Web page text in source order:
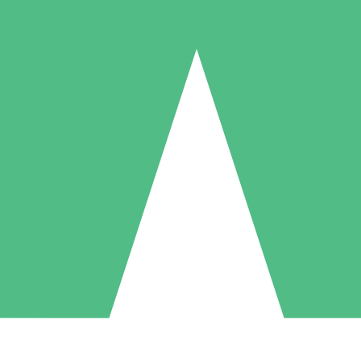
Packs de Crédits Individuels
à l'utilisation avec des crédits de téléchargement. Sans engagement
5 Téléchargements
US$